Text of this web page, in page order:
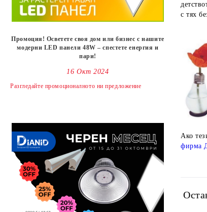
Промоция! Осветете своя дом или бизнес с нашите
модерни LED панели 48W – спестете енергия и
пари!
16 Окт 2024
Разгледайте промоционалното ни предложениe
с тях
Ако
фирма